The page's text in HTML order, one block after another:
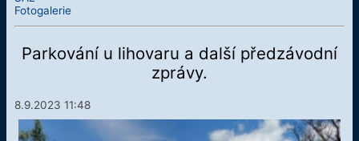
Fotogalerie
Parkování u lihovaru a další předzávodní
zprávy.
8.9.2023 11:48